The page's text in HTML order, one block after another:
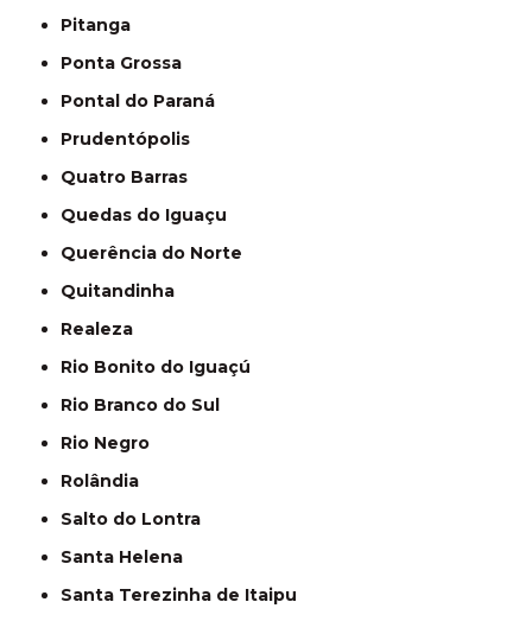
Pitanga
Ponta Grossa
Pontal do Paraná
Prudentópolis
Quatro Barras
Quedas do Iguaçu
Querência do Norte
Quitandinha
Realeza
Rio Bonito do Iguaçú
Rio Branco do Sul
Rio Negro
Rolândia
Salto do Lontra
Santa Helena
Santa Terezinha de Itaipu